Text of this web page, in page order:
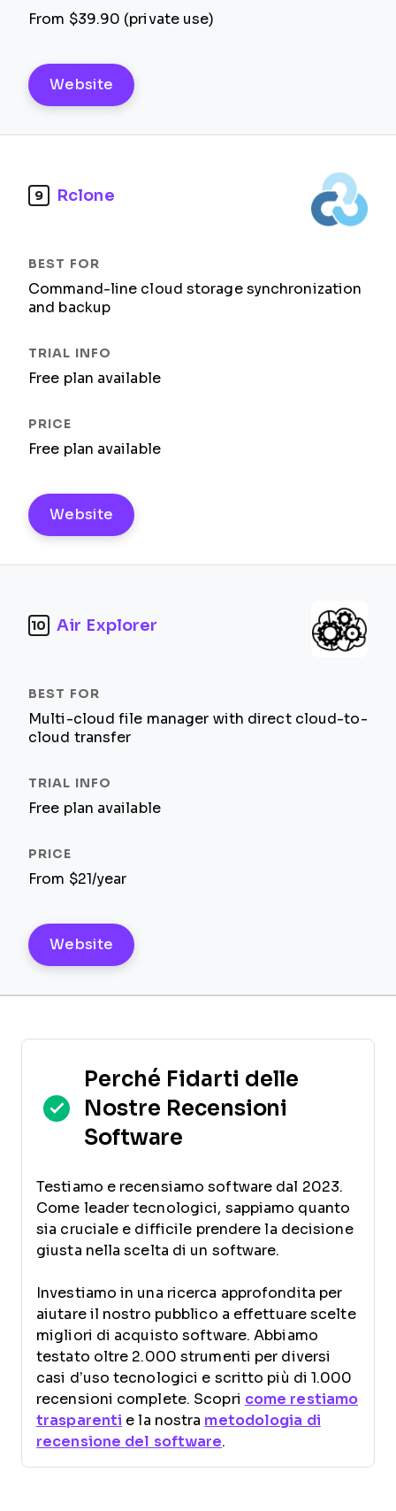
From $39.90 (private use)
Website
9 Rclone
Command-line cloud storage synchronization
and backup
Free plan available
Free plan available
Website
10 Air Explorer
Multi-cloud file manager with direct cloud-to-
cloud transfer
Free plan available
From $21/year
Website
Perché Fidarti delle
Nostre Recensioni
Software
Testiamo e recensiamo software dal 2023.
Come leader tecnologici, sappiamo quanto
sia cruciale e difficile prendere la decisione
giusta nella scelta di un software.
Investiamo in una ricerca approfondita per
aiutare il nostro pubblico a effettuare scelte
migliori di acquisto software. Abbiamo
testato oltre 2.000 strumenti per diversi
casi d’uso tecnologici e scritto più di 1.000
recensioni complete. Scopri come restiamo
trasparenti e la nostra metodologia di
recensione del software.